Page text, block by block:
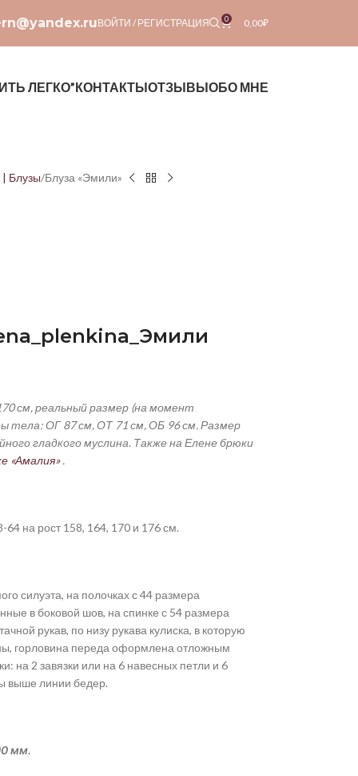
ВОЙТИ / РЕГИСТРАЦИЯ 0 0,00₽
ЛЕГКО”КОНТАКТЫОТЗЫВЫОБО МНЕ
Блузы Блуза «Эмили»
plenkina _Эмили
см, реальный размер (на момент
тела: ОГ 87 см, ОТ 71 см, ОБ 96 см. Размер
гладкого муслина. Также на Елене брюки
«Амалия».
64 на рост 158, 164, 170 и 176 см.
силуэта, на полочках с 44 размера
в боковой шов, на спинке с 54 размера
рукав, по низу рукава кулиска, в которую
горловина переда оформлена отложным
на 2 завязки или на 6 навесных петли и 6
выше линии бедер.
мм.